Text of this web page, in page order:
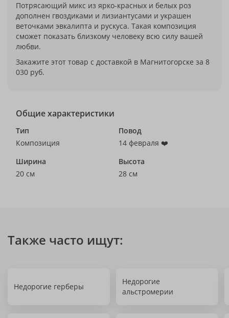
Потрясающий микс из ярко-красных и белых роз
дополнен гвоздиками и лизиантусами и украшен
веточками эвкалипта и рускуса. Такая композиция
сможет показать близкому человеку всю силу вашей
любви.
Закажите этот товар с доставкой в Магнитогорске за 8
030 руб.
Общие характеристики
Тип
Композиция
Повод
14 февраля ❤️
Ширина
20 см
Высота
28 см
Также часто ищут:
Недорогие герберы
Недорогие
альстромерии